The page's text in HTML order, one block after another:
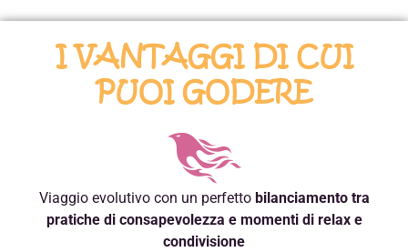
I VANTAGGI DI CUI
PUOI GODERE
Viaggio evolutivo con un perfetto bilanciamento tra
pratiche di consapevolezza e momenti di relax e
condivisione